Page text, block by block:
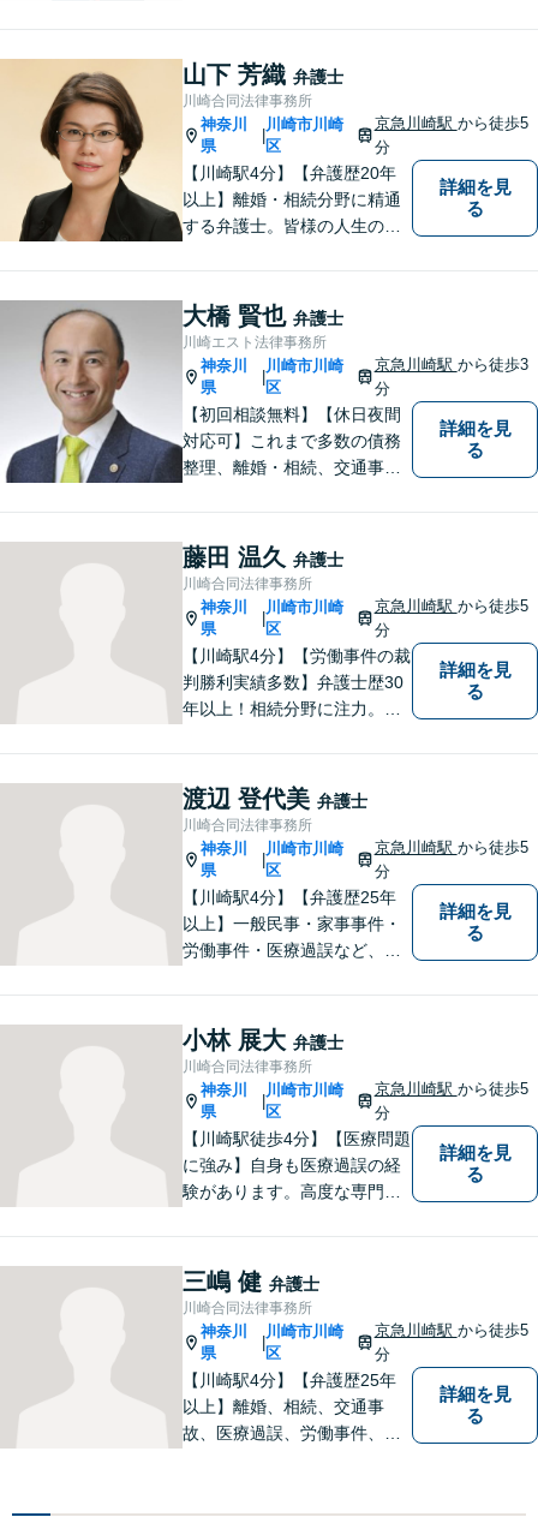
ください。
山下 芳織 弁護士
川崎合同法律事務所
神奈川
県
川崎市川崎
区
京急川崎駅 から徒歩5
分
【川崎駅4分】【弁護歴20年
以上】離婚・相続分野に精通
する弁護士。皆様の人生の大
じながら、日々納得の解決に
導けるよう尽力しています。
ご希望やご不安な点はお気軽
にご相談ください。【初回無
料相談】
詳細を見
る
大橋 賢也 弁護士
川崎エスト法律事務所
神奈川
県
川崎市川崎
区
京急川崎駅 から徒歩3
分
【初回相談無料】【休日夜間
対応可】これまで多数の債務
整理、離婚・相続、交通事
を扱ってきました。また、破
産管財人や成年後見人等、裁
判所から依頼を受ける事件も
多数経験しています。1人で悩
まずに、是非ご相談くださ
い。
詳細を見
る
藤田 温久 弁護士
川崎合同法律事務所
神奈川
県
川崎市川崎
区
京急川崎駅 から徒歩5
分
【川崎駅4分】【労働事件の裁
判勝利実績多数】弁護士歴30
年以上！相続分野に注力。依
目指し、積み上げてきた経験
と情熱により実現してまいり
ます！お気軽にご相談を！
【初回相談無料】
詳細を見
る
渡辺 登代美 弁護士
川崎合同法律事務所
神奈川
県
川崎市川崎
区
京急川崎駅 から徒歩5
分
【川崎駅4分】【弁護歴25年
以上】一般民事・家事事件・
労働事件・医療過誤など、幅
す。弁護らしくない、気軽に
お話できる弁護士です。どの
ような事案・相手であって
も、正当な権利の主張に努め
ます。ご相談お待ちしていま
す！
詳細を見
る
小林 展大 弁護士
川崎合同法律事務所
神奈川
県
川崎市川崎
区
京急川崎駅 から徒歩5
分
【川崎駅徒歩4分】【医療問題
に強み】自身も医療過誤の経
験があります。高度な専門知
究明を行い、皆様が前を向い
て生活できるよう全力で取り
組みます。お気軽にご相談く
ださい！【医療事故情報セン
ター所属】
詳細を見
る
三嶋 健 弁護士
川崎合同法律事務所
神奈川
県
川崎市川崎
区
京急川崎駅 から徒歩5
分
【川崎駅4分】【弁護歴25年
以上】離婚、相続、交通事
故、医療過誤、労働事件、会
皆様を守れるよう尽力してい
詳細を見
る